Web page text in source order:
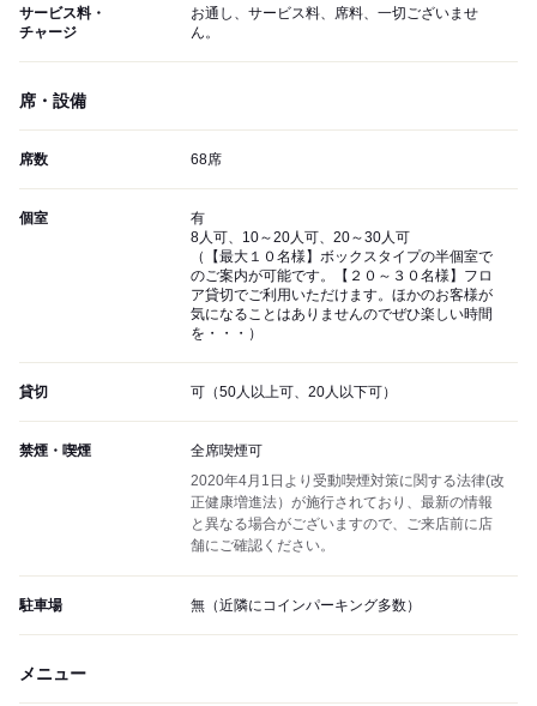
サービス料・
チャージ
お通し、サービス料、席料、一切ございませ
ん。
席・設備
席数 68席
個室
有
8人可、10～20人可、20～30人可
（【最大１０名様】ボックスタイプの半個室で
のご案内が可能です。【２０～３０名様】フロ
ア貸切でご利用いただけます。ほかのお客様が
気になることはありませんのでぜひ楽しい時間
を・・・）
貸切 可（50人以上可、20人以下可）
禁煙・喫煙
全席喫煙可
2020年4月1日より受動喫煙対策に関する法律(改
正健康増進法）が施行されており、最新の情報
と異なる場合がございますので、ご来店前に店
舗にご確認ください。
駐車場 無（近隣にコインパーキング多数）
メニュー